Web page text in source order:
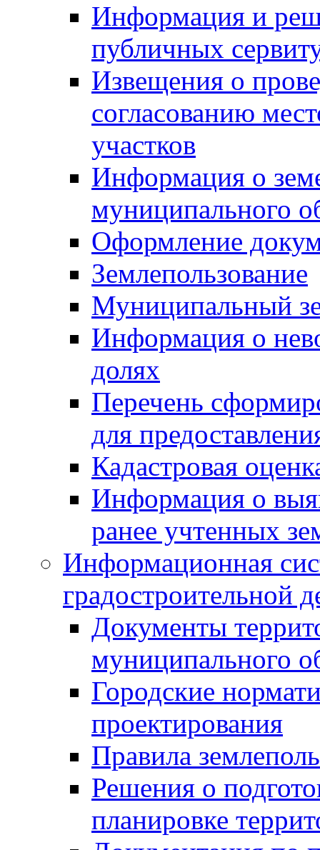
Информация и
публичных
Извещения о
согласованию
участков
Информация о
муниципального
Оформление
Землепользование
Муниципальный
Информация о
долях
Перечень
для
Кадастровая
Информация о
ранее учтенных
Информационная
градостроительной
Документы
муниципального
Городские
проектирования
Правила
Решения о
планировке